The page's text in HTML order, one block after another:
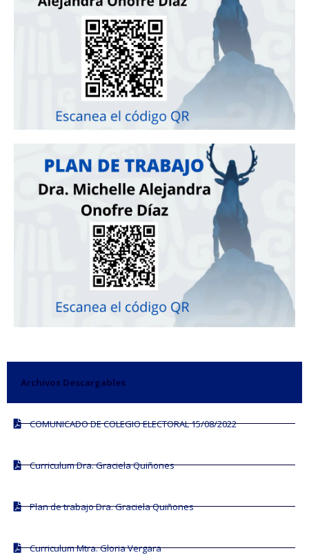
Archivos Descargables
COMUNICADO DE COLEGIO ELECTORAL 15/08/2022
Curriculum Dra. Graciela Quiñones
Plan de trabajo Dra. Graciela Quiñones
Curriculum Mtra. Gloria Vergara